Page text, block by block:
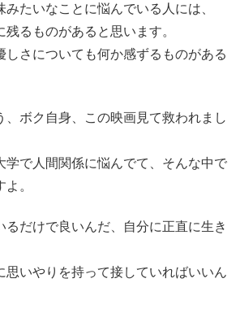
みたいなことに悩んでいる人には、
るものがあると思います。
しさについても何か感ずるものがある
、ボク自身、この映画見て救われまし
学で人間関係に悩んでて、そんな中で
。
るだけで良いんだ、自分に正直に生き
思いやりを持って接していればいいん